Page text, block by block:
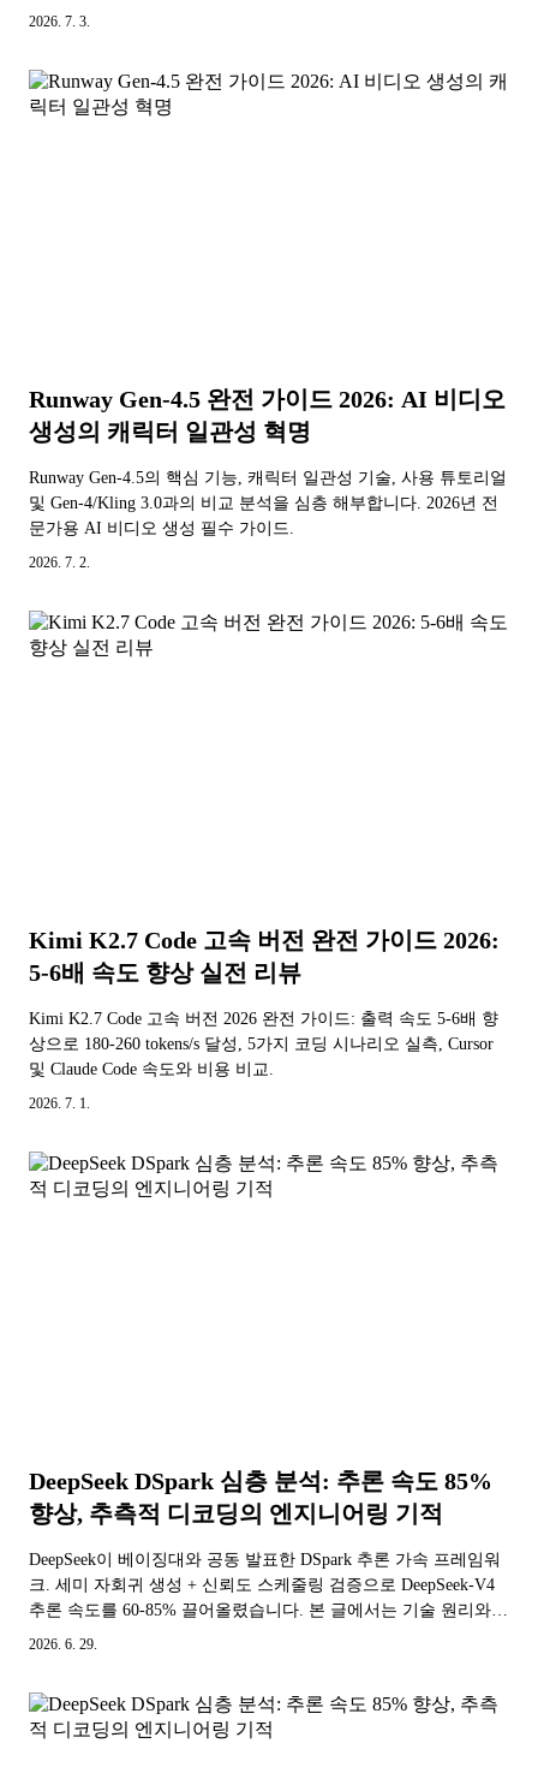
에게 딱 맞는 AI 검색 도구를 찾아드립니다.
2026. 7. 3.
Runway Gen-4.5 완전 가이드 2026: AI 비디오
생성의 캐릭터 일관성 혁명
Runway Gen-4.5의 핵심 기능, 캐릭터 일관성 기술, 사용 튜토리얼
및 Gen-4/Kling 3.0과의 비교 분석을 심층 해부합니다. 2026년 전
문가용 AI 비디오 생성 필수 가이드.
2026. 7. 2.
Kimi K2.7 Code 고속 버전 완전 가이드 2026:
5-6배 속도 향상 실전 리뷰
Kimi K2.7 Code 고속 버전 2026 완전 가이드: 출력 속도 5-6배 향
상으로 180-260 tokens/s 달성, 5가지 코딩 시나리오 실측, Cursor
및 Claude Code 속도와 비용 비교.
2026. 7. 1.
DeepSeek DSpark 심층 분석: 추론 속도 85%
향상, 추측적 디코딩의 엔지니어링 기적
DeepSeek이 베이징대와 공동 발표한 DSpark 추론 가속 프레임워
크. 세미 자회귀 생성 + 신뢰도 스케줄링 검증으로 DeepSeek-V4
추론 속도를 60-85% 끌어올렸습니다. 본 글에서는 기술 원리와
프로덕션 배포 효과를 낱낱이 파헤칩니다.
2026. 6. 29.